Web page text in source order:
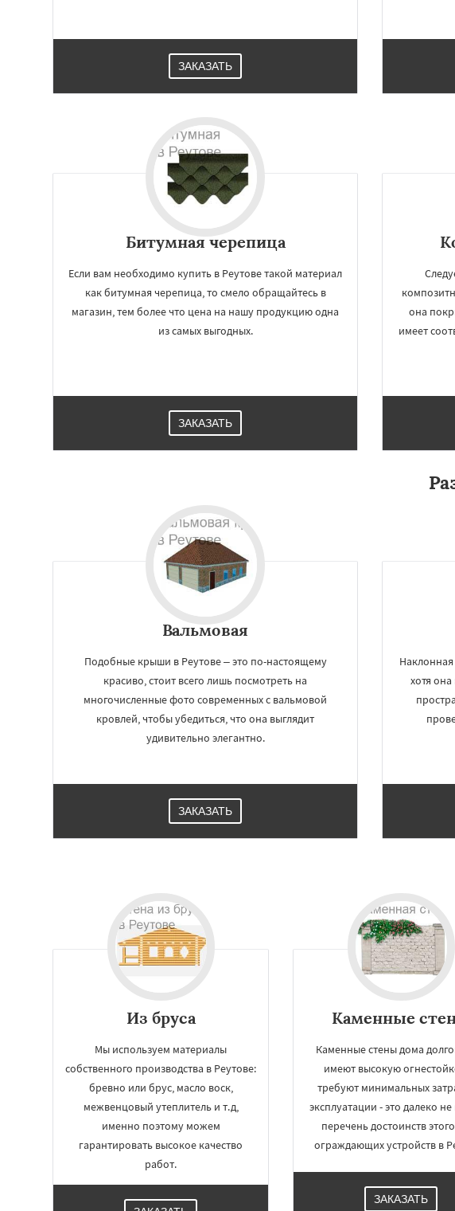
ЗАКАЗАТЬ
Битумная черепица
Если вам необходимо купить в Реутове такой материал
как битумная черепица, то смело обращайтесь в
магазин, тем более что цена на нашу продукцию одна
из самых выгодных.
ЗАКАЗАТЬ
она
имеет
Вальмовая
Подобные крыши в Реутове – это по-настоящему
красиво, стоит всего лишь посмотреть на
многочисленные фото современных с вальмовой
кровлей, чтобы убедиться, что она выглядит
удивительно элегантно.
ЗАКАЗАТЬ
хотя
Из бруса
Мы используем материалы
собственного производства в Реутове:
бревно или брус, масло воск,
межвенцовый утеплитель и т.д,
именно поэтому можем
гарантировать высокое качество
работ.
Каменные
Каменные стены дома
имеют высокую
требуют минимальных
эксплуатации - это далеко
перечень достоинств
ограждающих устройств в
ЗАКАЗАТЬ